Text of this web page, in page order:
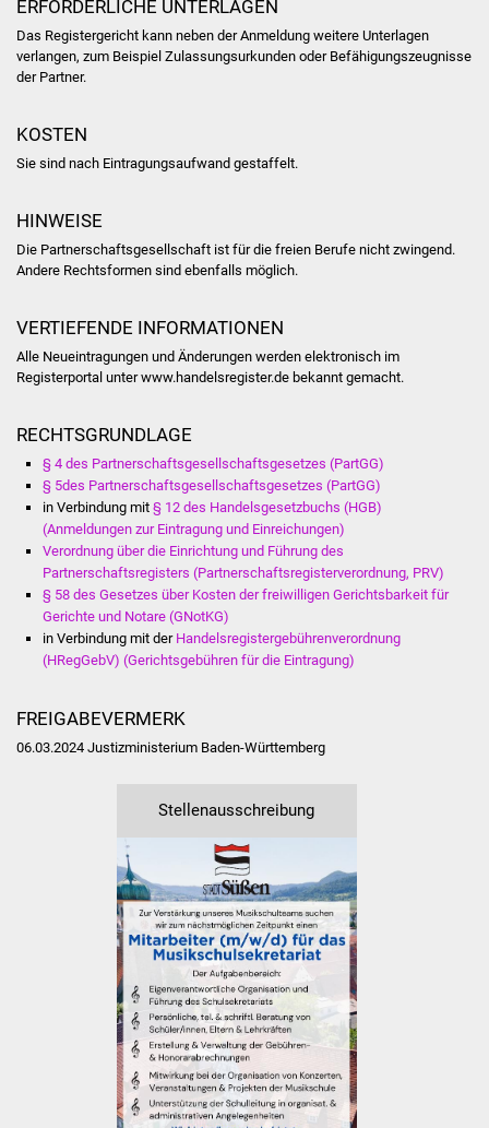
Volkshochschule
Soziale Einrichtungen
Lokale Agenda
Fachteam Jugend
Kinder- und
NETZMonitor
Gesundheit und Notfall
Ärzte und Apotheken
Pflege von Angehörigen
Bürgerbus (MOBS)
Abfall und Entsorgung
Kultur & Freizeit
Veranstaltungen
Stadtfest
Ostermarkt
ERFORDERLICHE UNTERLAGEN
Das Registergericht kann neben der Anmeldung weitere Unterlagen
verlangen, zum Beispiel Zulassungsurkunden oder Befähigungszeugnisse
der Partner.
KOSTEN
Sie sind nach Eintragungsaufwand gestaffelt.
HINWEISE
Die Partnerschaftsgesellschaft ist für die freien Berufe nicht zwingend.
Andere Rechtsformen sind ebenfalls möglich.
VERTIEFENDE INFORMATIONEN
Alle Neueintragungen und Änderungen werden elektronisch im
Registerportal unterwww.handelsregister.debekannt gemacht.
RECHTSGRUNDLAGE
§ 4 des Partnerschaftsgesellschaftsgesetzes (PartGG)
§ 5des Partnerschaftsgesellschaftsgesetzes (PartGG)
in Verbindung mit § 12 des Handelsgesetzbuchs (HGB)
(Anmeldungen zur Eintragung und Einreichungen)
Verordnung über die Einrichtung und Führung des
Partnerschaftsregisters (Partnerschaftsregisterverordnung, PRV)
§ 58 des Gesetzes über Kosten der freiwilligen Gerichtsbarkeit für
Gerichte und Notare (GNotKG)
in Verbindung mit der Handelsregistergebührenverordnung
(HRegGebV) (Gerichtsgebühren für die Eintragung)
FREIGABEVERMERK
06.03.2024Justizministerium Baden-Württemberg
Stellenausschreibung